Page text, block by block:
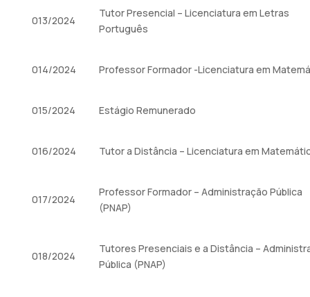
013/2024
Tutor Presencial – Licenciatura em Letras
Português
014/2024 Professor Formador -Licenciatura em
015/2024 Estágio Remunerado
016/2024 Tutor a Distância – Licenciatura em
017/2024
Professor Formador – Administração Pública
(PNAP)
018/2024
Tutores Presenciais e a Distância –
Pública (PNAP)